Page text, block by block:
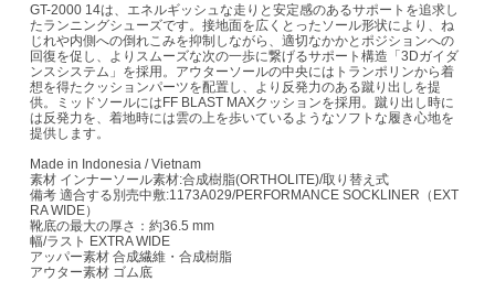
GT-2000 14は、エネルギッシュな走りと安定感のあるサポートを追求し
たランニングシューズです。接地面を広くとったソール形状により、ね
じれや内側への倒れこみを抑制しながら、適切なかかとポジションへの
回復を促し、よりスムーズな次の一歩に繋げるサポート構造「3Dガイダ
ンスシステム」を採用。アウターソールの中央にはトランポリンから着
想を得たクッションパーツを配置し、より反発力のある蹴り出しを提
供。ミッドソールにはFF BLAST MAXクッションを採用。蹴り出し時に
は反発力を、着地時には雲の上を歩いているようなソフトな履き心地を
提供します。
Made in Indonesia / Vietnam
素材 インナーソール素材:合成樹脂(ORTHOLITE)/取り替え式
備考 適合する別売中敷:1173A029/PERFORMANCE SOCKLINER（EXT
RA WIDE）
靴底の最大の厚さ：約36.5 mm
幅/ラスト EXTRA WIDE
アッパー素材 合成繊維・合成樹脂
アウター素材 ゴム底